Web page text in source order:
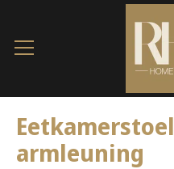
armleuning